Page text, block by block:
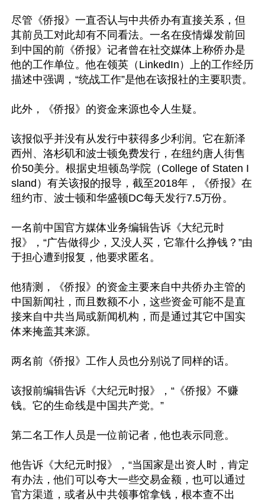
尽管《侨报》一直否认与中共侨办有直接关系，但
其前员工对此却有不同看法。一名在疫情爆发前回
到中国的前《侨报》记者曾在社交媒体上称侨办是
他的工作单位。他在领英（LinkedIn）上的工作经历
描述中强调，“统战工作”是他在该报社的主要职责。
此外，《侨报》的资金来源也令人生疑。
该报似乎并没有从发行中获得多少利润。它在新泽
西州、洛杉矶和波士顿免费发行，在纽约唐人街售
价50美分。根据史坦顿岛学院（College of Staten I
sland）有关该报的报导，截至2018年，《侨报》在
纽约市、波士顿和华盛顿DC每天发行7.5万份。
一名前中国官方媒体业务编辑告诉《大纪元时
报》，“广告做得少，又没人买，它靠什么挣钱？”由
于担心遭到报复，他要求匿名。
他猜测，《侨报》的资金主要来自中共侨办主管的
中国新闻社，而且数额不小，这些资金可能不是直
接来自中共当局或新闻机构，而是通过其它中国实
体来掩盖其来源。
两名前《侨报》工作人员也分别说了同样的话。
该报前编辑告诉《大纪元时报》，“《侨报》不赚
钱。它的生命线是中国共产党。”
第二名工作人员是一位前记者，他也表示同意。
他告诉《大纪元时报》，“当国家是出资人时，肯定
有办法，他们可以夸大一些交易金额，也可以通过
官方渠道，或者从中共领事馆拿钱，根本查不出